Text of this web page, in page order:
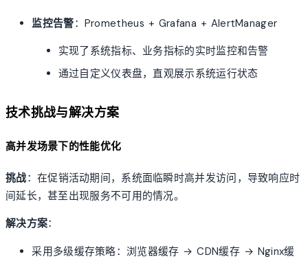
监控告警：Prometheus + Grafana + AlertManager
实现了系统指标、业务指标的实时监控和告警
通过自定义仪表盘，直观展示系统运行状态
技术挑战与解决方案
高并发场景下的性能优化
挑战：在促销活动期间，系统面临瞬时高并发访问，导致响应时
间延长，甚至出现服务不可用的情况。
解决方案：
采用多级缓存策略：浏览器缓存 → CDN缓存 → Nginx缓